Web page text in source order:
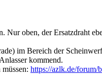
Nur oben, der Ersatzdraht
im Bereich der
kommend.
https://azlk.de/forum/